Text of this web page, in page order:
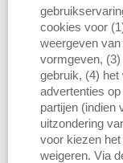
samenuitbating. De
enige inkomen voor
het bedrijf nog een
werken. Dit is hier
De financiële
hetzelfde patroon
cashflow voor
schommelt in de
cookies voor
weergeven
vormgeven,
gebruik, (4) het
advertenties
partijen (indien
uitzondering
voor kiezen
weigeren. Via